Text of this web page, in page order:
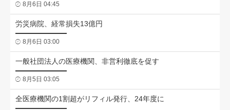
8月6日 04:45
労災病院、経常損失13億円
8月6日 03:00
一般社団法人の医療機関、非営利徹底を促す
8月5日 03:05
全医療機関の1割超がリフィル発行、24年度に